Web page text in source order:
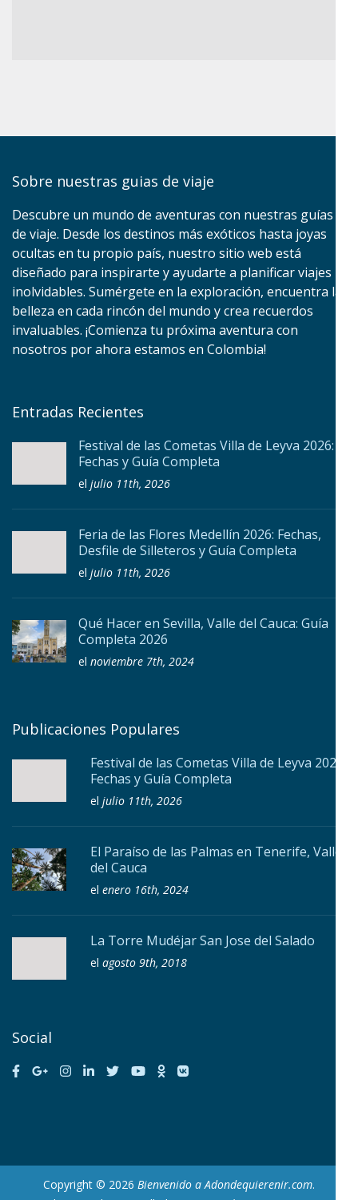
Sobre nuestras guias de viaje
Descubre un mundo de aventuras con nuestras guías
de viaje. Desde los destinos más exóticos hasta joyas
ocultas en tu propio país, nuestro sitio web está
diseñado para inspirarte y ayudarte a planificar viajes
inolvidables. Sumérgete en la exploración, encuentra la
belleza en cada rincón del mundo y crea recuerdos
invaluables. ¡Comienza tu próxima aventura con
nosotros por ahora estamos en Colombia!
Entradas Recientes
Festival de las Cometas Villa de Leyva 2026:
Fechas y Guía Completa
el julio 11th, 2026
Feria de las Flores Medellín 2026: Fechas,
Desfile de Silleteros y Guía Completa
el julio 11th, 2026
Qué Hacer en Sevilla, Valle del Cauca: Guía
Completa 2026
el noviembre 7th, 2024
Publicaciones Populares
Festival de las Cometas Villa de Leyva 2026:
Fechas y Guía Completa
el julio 11th, 2026
El Paraíso de las Palmas en Tenerife, Valle
del Cauca
el enero 16th, 2024
La Torre Mudéjar San Jose del Salado
el agosto 9th, 2018
Social
Copyright © 2026 Bienvenido a Adondequierenir.com.